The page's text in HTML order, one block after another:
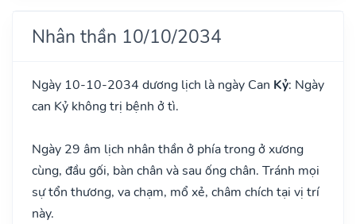
Nhân thần 10/10/2034
Ngày 10-10-2034 dương lịch là ngày Can Kỷ: Ngày
can Kỷ không trị bệnh ở tì.
Ngày 29 âm lịch nhân thần ở phía trong ở xương
cùng, đầu gối, bàn chân và sau ống chân. Tránh mọi
sự tổn thương, va chạm, mổ xẻ, châm chích tại vị trí
này.